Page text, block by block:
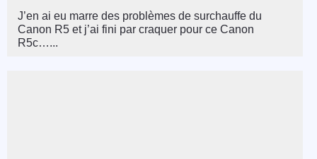
J’en ai eu marre des problèmes de surchauffe du
Canon R5 et j’ai fini par craquer pour ce Canon
R5c…...